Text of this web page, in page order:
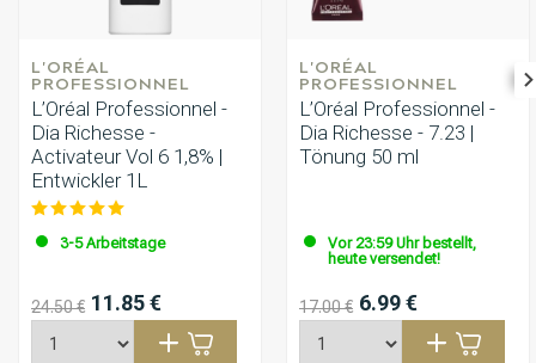
L'ORÉAL
PROFESSIONNEL
L’Oréal Professionnel -
Dia Richesse -
Activateur Vol 6 1,8% |
Entwickler 1L
3-5 Arbeitstage
24.50 € 11.85 €
L'ORÉAL
PROFESSIONNEL
L’Oréal Professionnel -
Dia Richesse - 7.23 |
Tönung 50 ml
Vor 23:59 Uhr bestellt,
heute versendet!
17.00 € 6.99 €